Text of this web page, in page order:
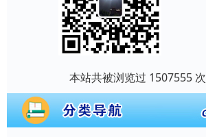
本站共被浏览过 1507555 次